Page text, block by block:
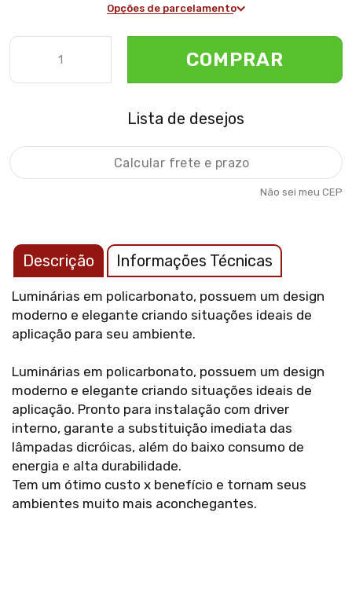
Opções de parcelamento
COMPRAR
Lista de desejos
Não sei meu CEP
Descrição Informações Técnicas
Luminárias em policarbonato, possuem um design
moderno e elegante criando situações ideais de
aplicação para seu ambiente.
Luminárias em policarbonato, possuem um design
moderno e elegante criando situações ideais de
aplicação. Pronto para instalação com driver
interno, garante a substituição imediata das
lâmpadas dicróicas, além do baixo consumo de
energia e alta durabilidade.
Tem um ótimo custo x benefício e tornam seus
ambientes muito mais aconchegantes.